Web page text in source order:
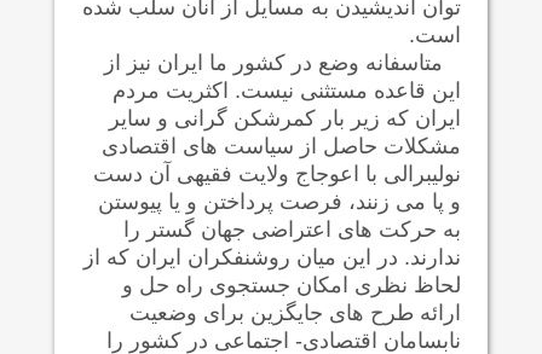
توان اندیشیدن به مسایل از آنان سلب شده
است.
متاسفانه وضع در کشور ما ایران نیز از
این قاعده مستثنی نیست. اکثریت مردم
ایران که زیر بار کمرشکن گرانی و سایر
مشکلات حاصل از سیاست های اقتصادی
نولیبرالی با اعوجاج ولایت فقیهی آن دست
و پا می زنند، فرصت پرداختن و یا پیوستن
به حرکت های اعتراضی جهان گستر را
ندارند. در این میان روشنفکران ایران که از
لحاظ نظری امکان جستجوی راه حل و
ارائه طرح های جایگزین برای وضعیت
نابسامان اقتصادی- اجتماعی در کشور را